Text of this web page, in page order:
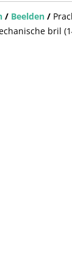
/ Beelden /
bril